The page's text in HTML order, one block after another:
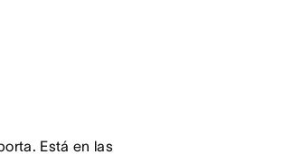
Está en las